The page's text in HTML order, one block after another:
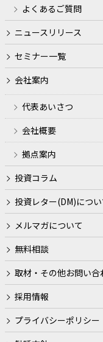
よくあるご質問
ニュースリリース
セミナー一覧
会社案内
代表あいさつ
会社概要
拠点案内
投資コラム
投資レター(DM)につい
メルマガについて
無料相談
取材・その他お問い合
採用情報
プライバシーポリシー